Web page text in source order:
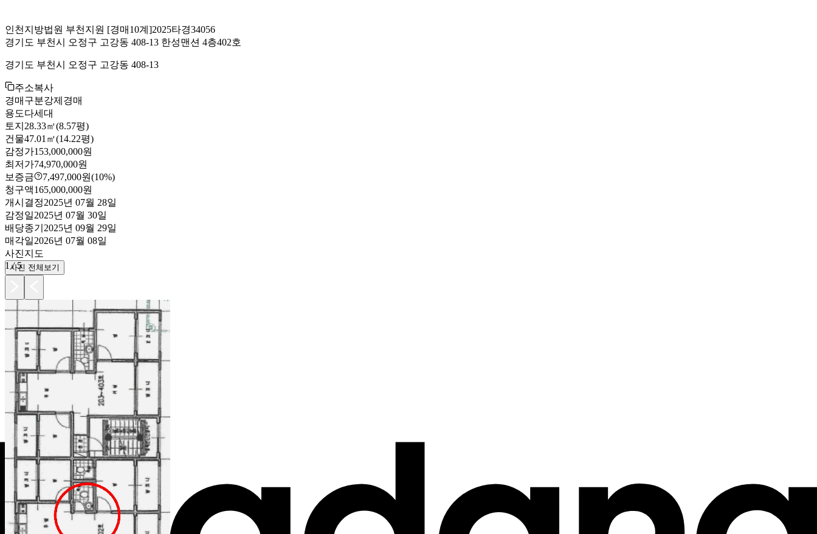
인천지방법원 부천지원 [경매10계]2025타경34056
경기도 부천시 오정구 고강동 408-13 한성맨션 4층402호
경기도 부천시 오정구 고강동 408-13
주소복사
경매구분강제경매
용도다세대
토지 28.33㎡(8.57평)
건물47.01㎡(14.22평)
감정가153,000,000원
최저가74,970,000원
보증금
7,497,000원(10%)
청구액165,000,000원
개시결정2025년 07월 28일
감정일2025년 07월 30일
배당종기 2025년 09월 29일
매각일2026년 07월 08일
사진지도
1 /5
사진 전체보기